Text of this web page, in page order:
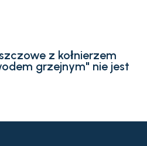
z kołnierzem
grzejnym" nie jest